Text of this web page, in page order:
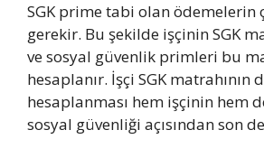
SGK prime tabi olan ödemelerin
gerekir. Bu şekilde işçinin SGK
ve sosyal güvenlik primleri bu
hesaplanır. İşçi SGK
hesaplanması hem işçinin hem
sosyal güvenliği açısından son